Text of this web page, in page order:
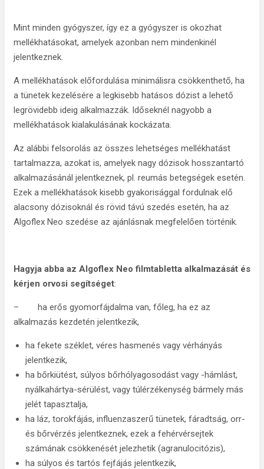
Mint minden gyógyszer, így ez a gyógyszer is okozhat
mellékhatásokat, amelyek azonban nem mindenkinél
jelentkeznek.
A mellékhatások előfordulása minimálisra csökkenthető, ha
a tünetek kezelésére a legkisebb hatásos dózist a lehető
legrövidebb ideig alkalmazzák. Időseknél nagyobb a
mellékhatások kialakulásának kockázata.
Az alábbi felsorolás az összes lehetséges mellékhatást
tartalmazza, azokat is, amelyek nagy dózisok hosszantartó
alkalmazásánál jelentkeznek, pl. reumás betegségek esetén.
Ezek a mellékhatások kisebb gyakorisággal fordulnak elő
alacsony dózisoknál és rövid távú szedés esetén, ha az
Algoflex Neo szedése az ajánlásnak megfelelően történik.
Hagyja abba az Algoflex Neo filmtabletta alkalmazását és
kérjen orvosi segítséget:
– ha erős gyomorfájdalma van, főleg, ha ez az
alkalmazás kezdetén jelentkezik,
ha fekete széklet, véres hasmenés vagy vérhányás
jelentkezik,
ha bőrkiütést, súlyos bőrhólyagosodást vagy -hámlást,
nyálkahártya-sérülést, vagy túlérzékenység bármely más
jelét tapasztalja,
ha láz, torokfájás, influenzaszerű tünetek, fáradtság, orr-
és bőrvérzés jelentkeznek, ezek a fehérvérsejtek
számának csökkenését jelezhetik (agranulocitózis),
ha súlyos és tartós fejfájás jelentkezik,